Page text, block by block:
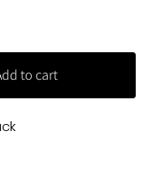
to cart